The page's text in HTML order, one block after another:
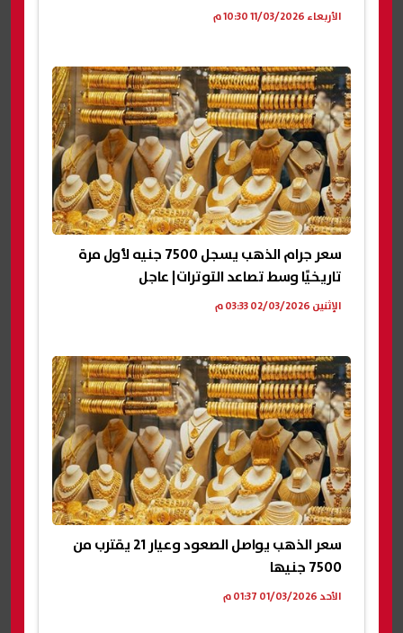
الأربعاء 11/03/2026 10:30 م
سعر جرام الذهب يسجل 7500 جنيه لأول مرة
تاريخيًا وسط تصاعد التوترات| عاجل
الإثنين 02/03/2026 03:33 م
سعر الذهب يواصل الصعود وعيار 21 يقترب من
7500 جنيها
الأحد 01/03/2026 01:37 م